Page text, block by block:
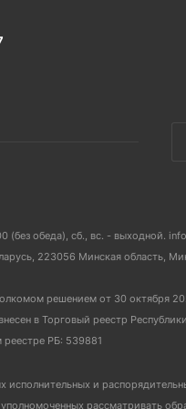
(без обеда), сб., вс. - выходной.
223056 Минская область,
решением от 30 октября
в Торговый реестр
РБ: 539881
и
рассматривать